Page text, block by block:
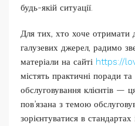
будь-якій ситуації.
Для тих, хто хоче отримати
галузевих джерел, радимо
матеріали на сайті https://
містять практичні поради
обслуговування клієнтів —
пов’язана з темою
зорієнтуватися в стандартах